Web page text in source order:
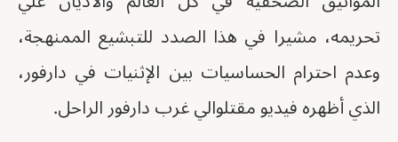
تحريمه، مشيرا في هذا الصدد للتبشيع الممنهجة،
وعدم احترام الحساسيات بين الإثنيات في دارفور،
الذي أظهره فيديو مقتلوالي غرب دارفور الراحل.